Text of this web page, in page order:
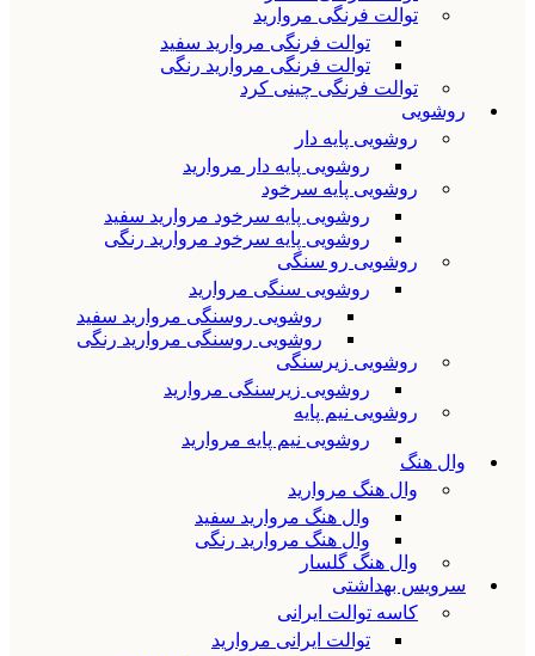
توالت فرنگی مروارید
توالت فرنگی مروارید سفید
توالت فرنگی مروارید رنگی
توالت فرنگی چینی کرد
روشویی
روشویی پایه دار
روشویی پایه دار مروارید
روشویی پایه سرخود
روشویی پایه سرخود مروارید سفید
روشویی پایه سرخود مروارید رنگی
روشویی رو سنگی
روشویی سنگی مروارید
روشویی روسنگی مروارید سفید
روشویی روسنگی مروارید رنگی
روشویی زیرسنگی
روشویی زیرسنگی مروارید
روشویی نیم پایه
روشویی نیم پایه مروارید
وال هنگ
وال هنگ مروارید
وال هنگ مروارید سفید
وال هنگ مروارید رنگی
وال هنگ گلسار
سرویس بهداشتی
کاسه توالت ایرانی
توالت ایرانی مروارید